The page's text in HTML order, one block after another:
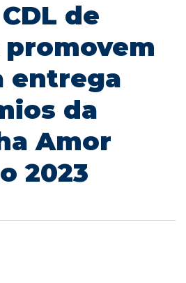
de
entrega
da
Amor
2023